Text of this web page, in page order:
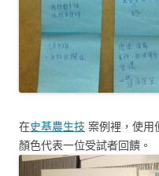
在史基農生技 案例裡，使用
顏色代表一位受試者回饋。